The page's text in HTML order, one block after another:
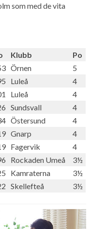
som med de vita
Klubb
Po
Örnen
5
Luleå
4
Luleå
4
Sundsvall
4
Östersund
4
Gnarp
4
Fagervik
4
Rockaden Umeå
3½
Kamraterna
3½
Skellefteå
3½